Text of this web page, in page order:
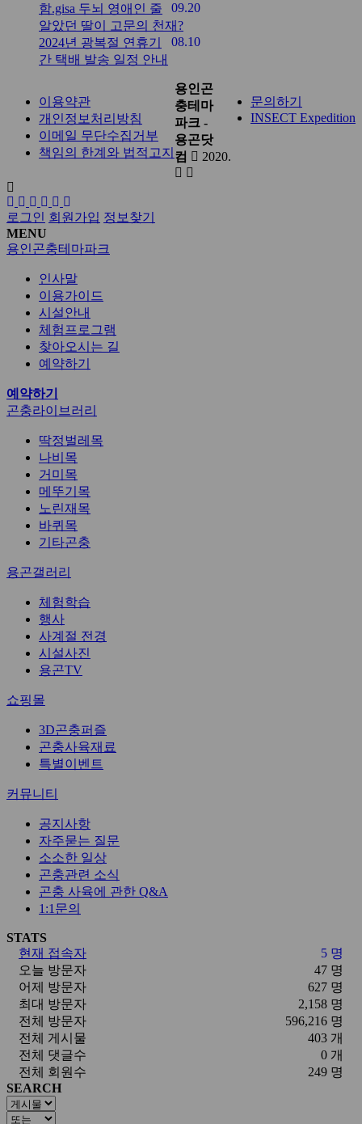
함.gisa
09.20
두뇌 영애인 줄
알았던 딸이 고문의 천재?
08.10
2024년 광복절 연휴기
간 택배 발송 일정 안내
이용약관
개인정보처리방침
이메일 무단수집거부
책임의 한계와 법적고지
문의하기
INSECT Expedition
용인곤
충테마
파크 -
용곤닷
컴
2020.
로그인 회원가입 정보찾기
MENU
용인곤충테마파크
인사말
이용가이드
시설안내
체험프로그램
찾아오시는 길
예약하기
예약하기
곤충라이브러리
딱정벌레목
나비목
거미목
메뚜기목
노린재목
바퀴목
기타곤충
용곤갤러리
체험학습
행사
사계절 전경
시설사진
용곤TV
쇼핑몰
3D곤충퍼즐
곤충사육재료
특별이벤트
커뮤니티
공지사항
자주묻는 질문
소소한 일상
곤충관련 소식
곤충 사육에 관한 Q&A
1:1문의
STATS
5 명
현재 접속자
47 명
오늘 방문자
627 명
어제 방문자
2,158 명
최대 방문자
596,216 명
전체 방문자
403 개
전체 게시물
0 개
전체 댓글수
249 명
전체 회원수
SEARCH